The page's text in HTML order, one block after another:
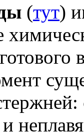
(тут)